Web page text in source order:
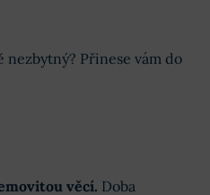
nezbytný? Přinese vám do
věcí. Doba